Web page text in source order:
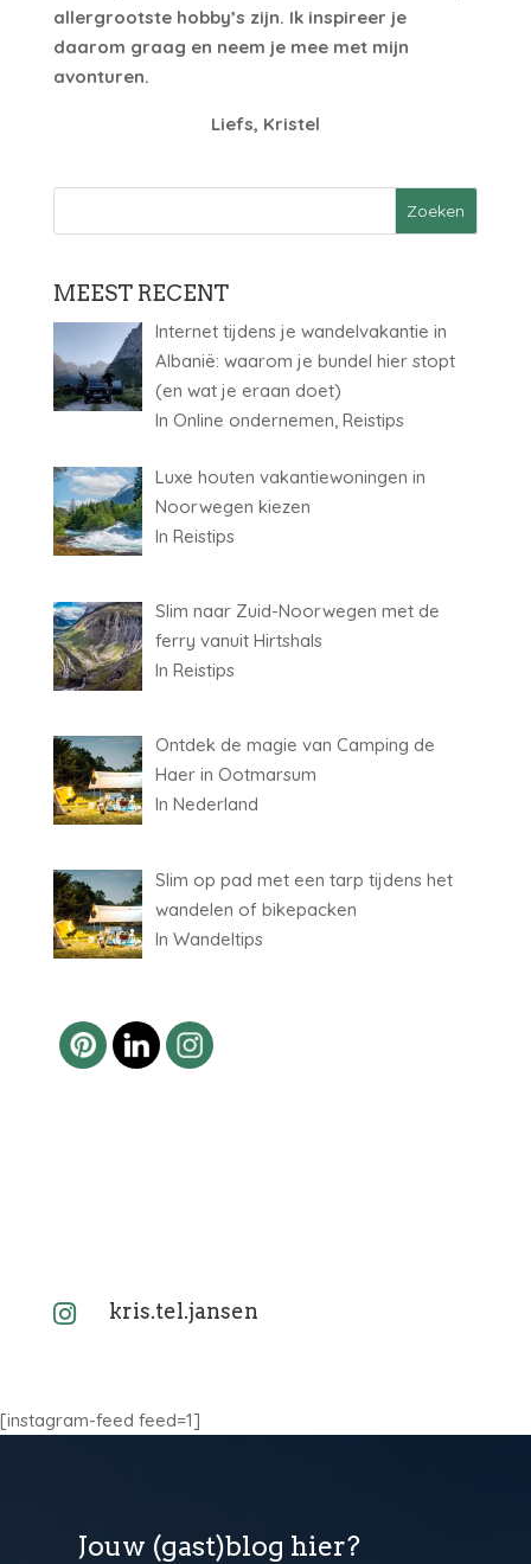
allergrootste hobby’s zijn. Ik inspireer je
daarom graag en neem je mee met mijn
avonturen.
Liefs, Kristel
MEEST RECENT
Internet tijdens je wandelvakantie in
Albanië: waarom je bundel hier stopt
(en wat je eraan doet)
In Online ondernemen, Reistips
Luxe houten vakantiewoningen in
Noorwegen kiezen
In Reistips
Slim naar Zuid-Noorwegen met de
ferry vanuit Hirtshals
In Reistips
Ontdek de magie van Camping de
Haer in Ootmarsum
In Nederland
Slim op pad met een tarp tijdens het
wandelen of bikepacken
In Wandeltips
 kris.tel.jansen
[instagram-feed feed=1]
Jouw (gast)blog hier?